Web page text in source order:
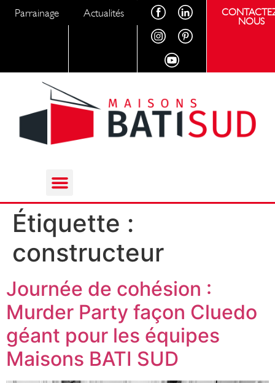
Parrainage Actualités
NOUS
Étiquette :
constructeur
Journée de cohésion :
Murder Party façon Cluedo
géant pour les équipes
Maisons BATI SUD